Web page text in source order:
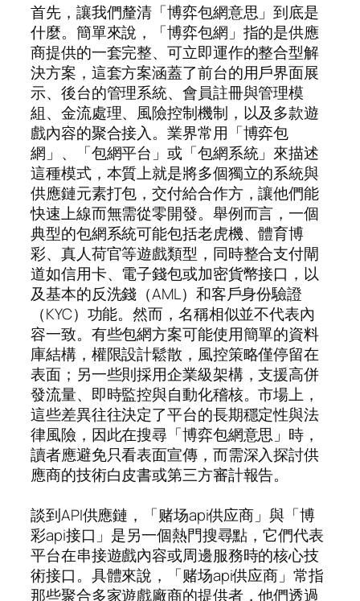
首先，讓我們釐清「博弈包網意思」到底是
什麼。簡單來說，「博弈包網」指的是供應
商提供的一套完整、可立即運作的整合型解
決方案，這套方案涵蓋了前台的用戶界面展
示、後台的管理系統、會員註冊與管理模
組、金流處理、風險控制機制，以及多款遊
戲內容的聚合接入。業界常用「博弈包
網」、「包網平台」或「包網系統」來描述
這種模式，本質上就是將多個獨立的系統與
供應鏈元素打包，交付給合作方，讓他們能
快速上線而無需從零開發。舉例而言，一個
典型的包網系統可能包括老虎機、體育博
彩、真人荷官等遊戲類型，同時整合支付閘
道如信用卡、電子錢包或加密貨幣接口，以
及基本的反洗錢（AML）和客戶身份驗證
（KYC）功能。然而，名稱相似並不代表內
容一致。有些包網方案可能使用簡單的資料
庫結構，權限設計鬆散，風控策略僅停留在
表面；另一些則採用企業級架構，支援高併
發流量、即時監控與自動化稽核。市場上，
這些差異往往決定了平台的長期穩定性與法
律風險，因此在搜尋「博弈包網意思」時，
讀者應避免只看表面宣傳，而需深入探討供
應商的技術白皮書或第三方審計報告。
談到API供應鏈，「赌场api供应商」與「博
彩api接口」是另一個熱門搜尋點，它們代表
平台在串接遊戲內容或周邊服務時的核心技
術接口。具體來說，「赌场api供应商」常指
那些聚合多家遊戲廠商的提供者，他們透過